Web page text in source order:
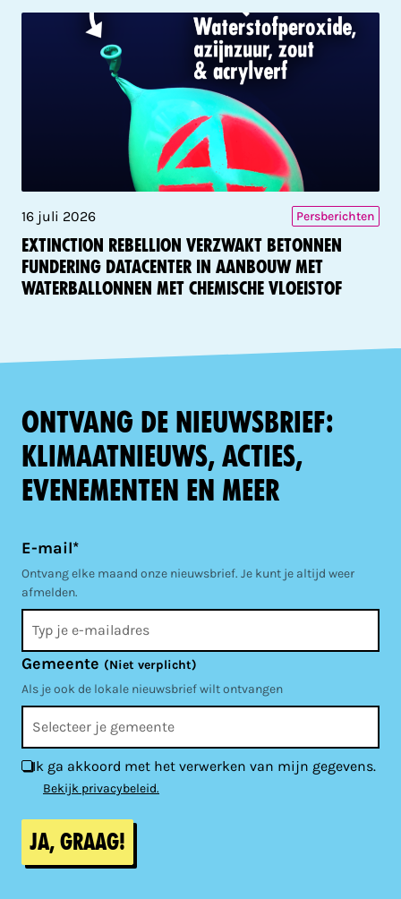
16 juli 2026 Persberichten
Extinction Rebellion verzwakt betonnen
fundering datacenter in aanbouw met
waterballonnen met chemische vloeistof
Ontvang de nieuwsbrief:
klimaatnieuws, acties,
evenementen en meer
E-mail*
Ontvang elke maand onze nieuwsbrief. Je kunt je altijd weer
afmelden.
Gemeente (Niet verplicht)
Als je ook de lokale nieuwsbrief wilt ontvangen
Ik ga akkoord met het verwerken van mijn gegevens.
Bekijk privacybeleid.
Ja, graag!